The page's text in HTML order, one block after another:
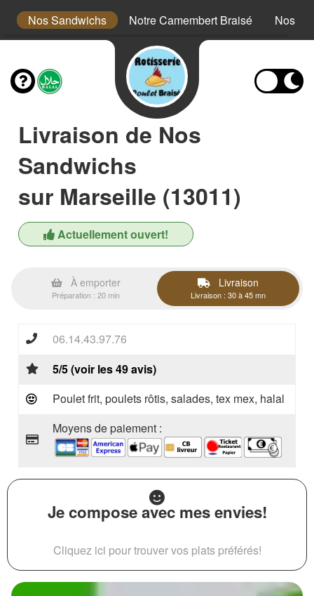
Nos Sandwichs Notre Camembert Braisé Nos
Livraison de Nos
Sandwichs
sur Marseille (13011)
Actuellement ouvert!
À emporter
Préparation : 20 min
Livraison
Livraison : 30 à 45 mn
06.14.43.97.76
5/5 (voir les 49 avis)
Poulet frit, poulets rôtis, salades, tex mex, halal
Moyens de paiement :
Je compose avec mes envies!
Cliquez ici pour trouver vos plats préférés!